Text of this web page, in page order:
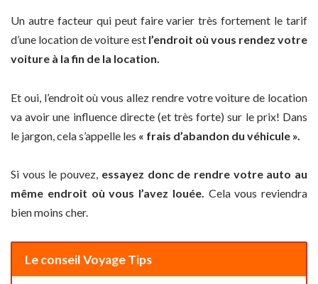
Un autre facteur qui peut faire varier très fortement le tarif
d’une location de voiture est l’endroit où vous rendez votre
voiture à la fin de la location.
Et oui, l’endroit où vous allez rendre votre voiture de location
va avoir une influence directe (et très forte) sur le prix! Dans
le jargon, cela s’appelle les « frais d’abandon du véhicule ».
Si vous le pouvez, essayez donc de rendre votre auto au
même endroit où vous l’avez louée. Cela vous reviendra
bien moins cher.
Le conseil Voyage Tips